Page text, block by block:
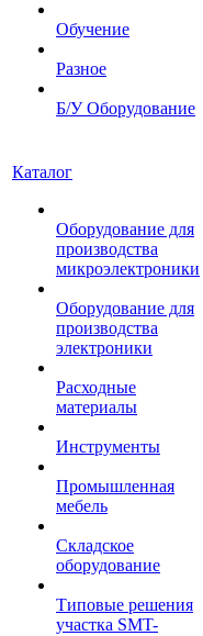
Обучение
Разное
Б/У Оборудование
Каталог
Оборудование для
производства
микроэлектроники
Оборудование для
производства
электроники
Расходные
материалы
Инструменты
Промышленная
мебель
Складское
оборудование
Типовые решения
участка SMT-